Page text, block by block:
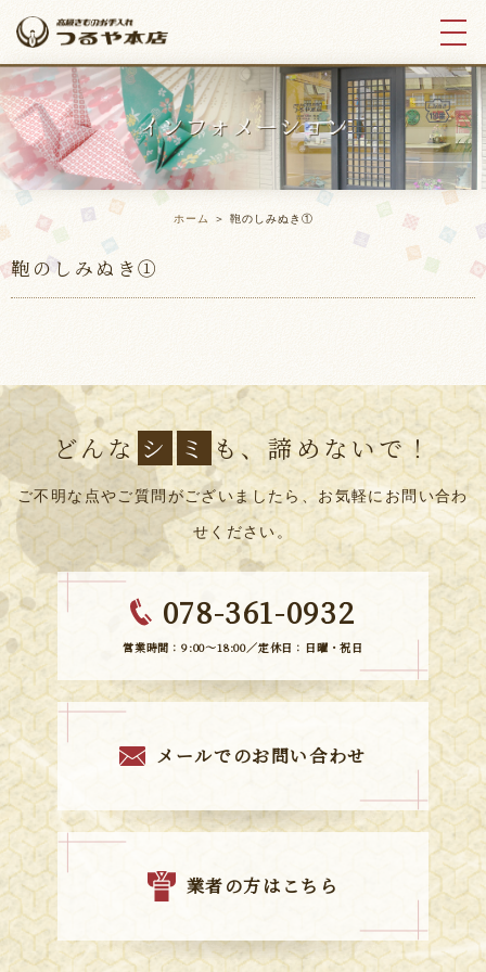
ホーム ＞ 鞄のしみぬき①
鞄のしみぬき①
どんな シ ミ も、諦めないで！
ご不明な点やご質問がございましたら、お気軽にお問い合わ
せください。
078-361-0932
営業時間：9:00～18:00／定休日：日曜・祝日
メールでのお問い合わせ
業者の方はこちら